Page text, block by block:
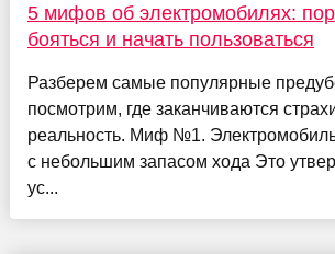
5 мифов об электромобилях:
бояться и начать пользоваться
Разберем самые популярные
посмотрим, где заканчиваются
реальность. Миф №1. Электромобиль
с небольшим запасом хода Это
ус...